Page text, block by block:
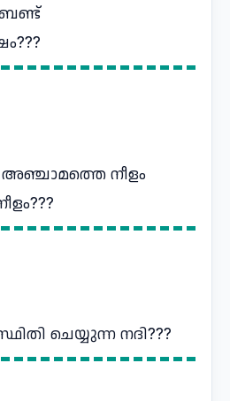
ബണ്ട്
അഞ്ചാമത്തെ നീളം
ചെയ്യുന്ന നദി???